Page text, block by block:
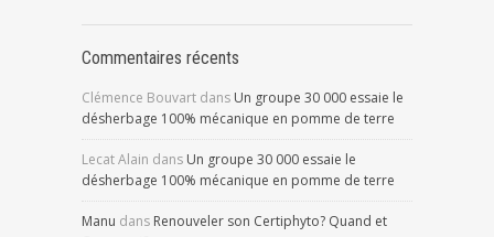
Commentaires récents
Clémence Bouvart dans Un groupe 30 000 essaie le
désherbage 100% mécanique en pomme de terre
Lecat Alain dans Un groupe 30 000 essaie le
désherbage 100% mécanique en pomme de terre
Manu dans Renouveler son Certiphyto? Quand et